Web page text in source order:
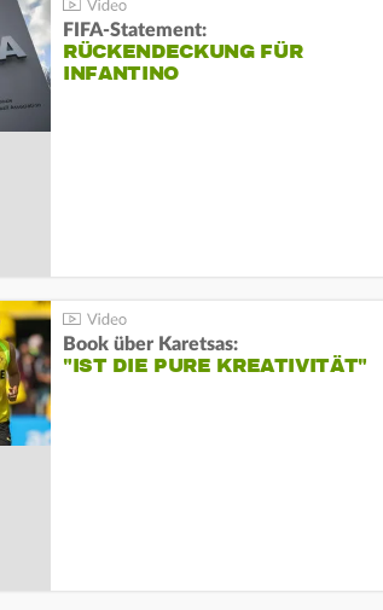
FIFA-Statement:
RÜCKENDECKUNG FÜR
INFANTINO
Book über Karetsas:
"IST DIE PURE KREATIVITÄT"